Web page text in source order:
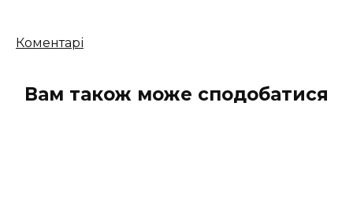
Кількість
Коментарі
Вам також може сподобатися